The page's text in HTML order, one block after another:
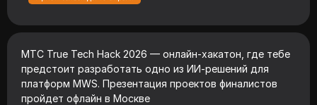
МТС True Tech Hack 2026 — онлайн-хакатон, где тебе
предстоит разработать одно из ИИ-решений для
платформ МWS. Презентация проектов финалистов
пройдет офлайн в Москве